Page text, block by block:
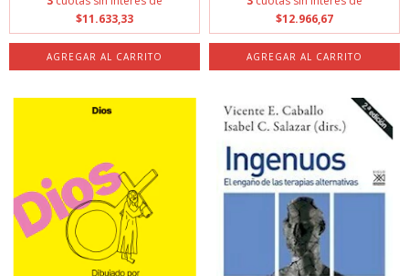
$11.633,33
$12.966,67